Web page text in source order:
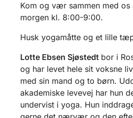
Kom og vær sammen med os
morgen kl. 8:00-9:00.
Husk yogamåtte og et lille
Lotte Ebsen Sjøstedt bor i
og har levet hele sit voksne
med sin mand og to børn.
akademiske levevej har hun
undervist i yoga. Hun